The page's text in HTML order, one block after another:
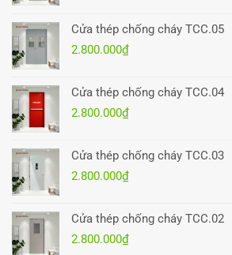
Cửa thép chống cháy TCC.05
2.800.000₫
Cửa thép chống cháy TCC.04
2.800.000₫
Cửa thép chống cháy TCC.03
2.800.000₫
Cửa thép chống cháy TCC.02
2.800.000₫